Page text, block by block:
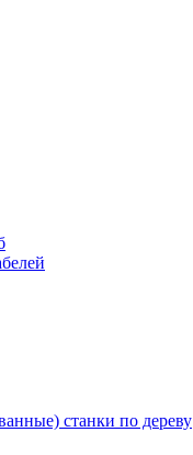
станки по дереву